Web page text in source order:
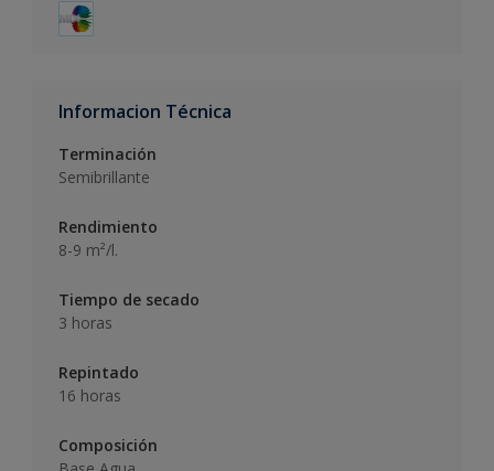
Informacion Técnica
Terminación
Semibrillante
Rendimiento
8-9 m²/l.
Tiempo de secado
3 horas
Repintado
16 horas
Composición